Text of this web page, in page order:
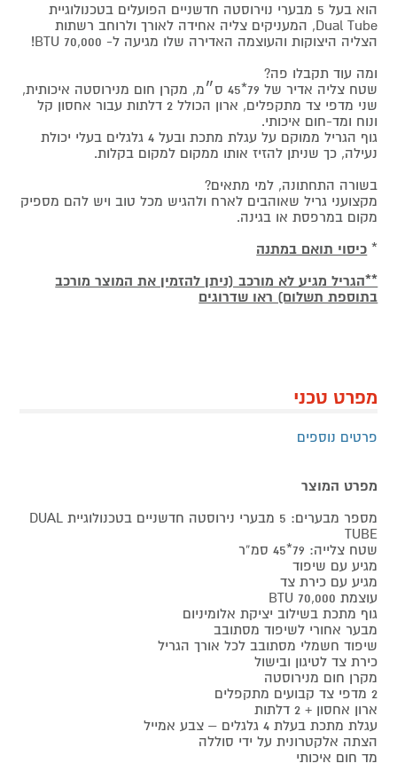
הוא בעל 5 מבערי נוירוסטה חדשניים הפועלים בטכנולוגיית
Dual Tube, המעניקים צליה אחידה לאורך ולרוחב רשתות
הצליה היצוקות והעוצמה האדירה שלו מגיעה ל- 70,000 BTU!
ומה עוד תקבלו פה?
שטח צליה אדיר של 79*45 ס״מ, מקרן חום מנירוסטה איכותית,
שני מדפי צד מתקפלים, ארון הכולל 2 דלתות עבור אחסון קל
ונוח ומד-חום איכותי.
גוף הגריל ממוקם על עגלת מתכת ובעל 4 גלגלים בעלי יכולת
נעילה, כך שניתן להזיז אותו ממקום למקום בקלות.
בשורה התחתונה, למי מתאים?
מקצועני גריל שאוהבים לארח ולהגיש מכל טוב ויש להם מספיק
מקום במרפסת או בגינה.
* כיסוי תואם במתנה
**הגריל מגיע לא מורכב (ניתן להזמין את המוצר מורכב
בתוספת תשלום) ראו שדרוגים
מפרט טכני
פרטים נוספים
מפרט המוצר
מספר מבערים: 5 מבערי נירוסטה חדשניים בטכנולוגיית DUAL
TUBE
שטח צלייה: 79*45 סמ”ר
מגיע עם שיפוד
מגיע עם כירת צד
עוצמת 70,000 BTU
גוף מתכת בשילוב יציקת אלומיניום
מבער אחורי לשיפוד מסתובב
שיפוד חשמלי מסתובב לכל אורך הגריל
כירת צד לטיגון ובישול
מקרן חום מנירוסטה
2 מדפי צד קבועים מתקפלים
ארון אחסון + 2 דלתות
עגלת מתכת בעלת 4 גלגלים – צבע אמייל
הצתה אלקטרונית על ידי סוללה
מד חום איכותי